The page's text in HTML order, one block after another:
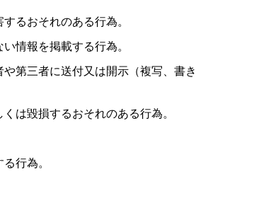
るおそれのある行為。
情報を掲載する行為。
第三者に送付又は開示（複写、書き
は毀損するおそれのある行為。
行為。